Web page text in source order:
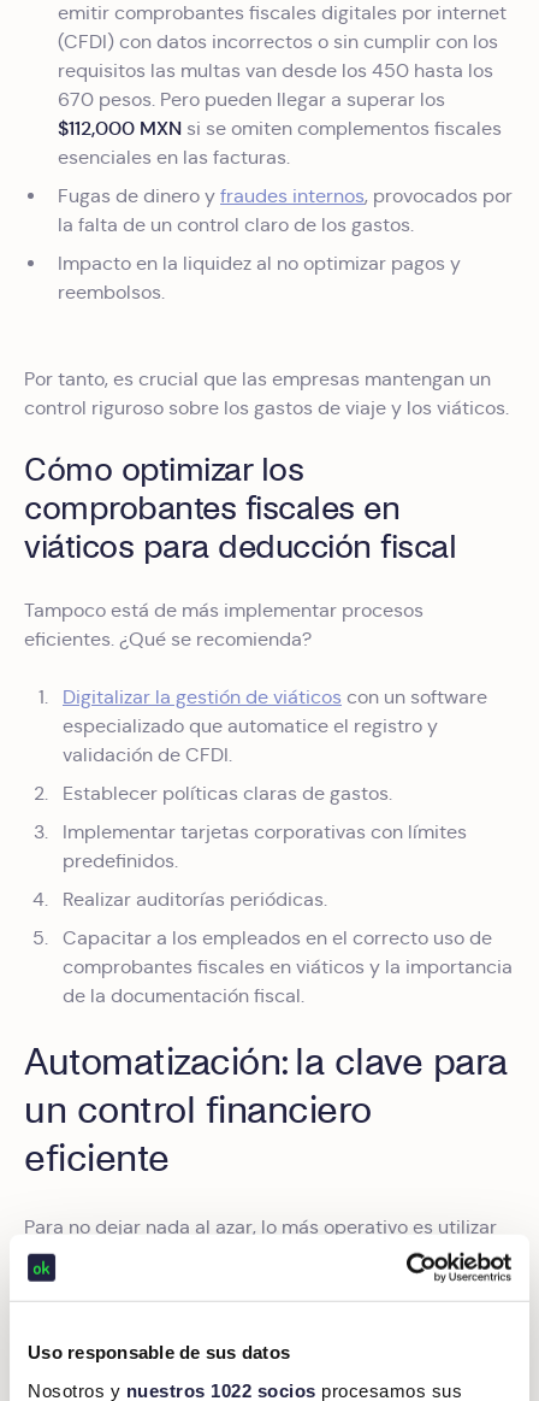
Uso responsable de sus datos
Nosotros y nuestros 1022 socios procesamos sus
emitir comprobantes fiscales digitales por internet
(CFDI) con datos incorrectos o sin cumplir con los
requisitos las multas van desde los 450 hasta los
670 pesos. Pero pueden llegar a superar los
$112,000 MXN si se omiten complementos fiscales
esenciales en las facturas.
Fugas de dinero y fraudes internos, provocados por
la falta de un control claro de los gastos.
Impacto en la liquidez al no optimizar pagos y
reembolsos.
Por tanto, es crucial que las empresas mantengan un
control riguroso sobre los gastos de viaje y los viáticos.
Cómo optimizar los
comprobantes fiscales en
viáticos para deducción fiscal
Tampoco está de más implementar procesos
eficientes. ¿Qué se recomienda?
Digitalizar la gestión de viáticos con un software
especializado que automatice el registro y
validación de CFDI.
Establecer políticas claras de gastos.
Implementar tarjetas corporativas con límites
predefinidos.
Realizar auditorías periódicas.
Capacitar a los empleados en el correcto uso de
comprobantes fiscales en viáticos y la importancia
de la documentación fiscal.
Automatización: la clave para
un control financiero
eficiente
Para no dejar nada al azar, lo más operativo es utilizar
una solución digital que permita automatizar la gestión
de los gastos de empresa. Aplicaciones como Okticket